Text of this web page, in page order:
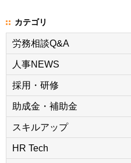
カテゴリ
労務相談Q&A
人事NEWS
採用・研修
助成金・補助金
スキルアップ
HR Tech